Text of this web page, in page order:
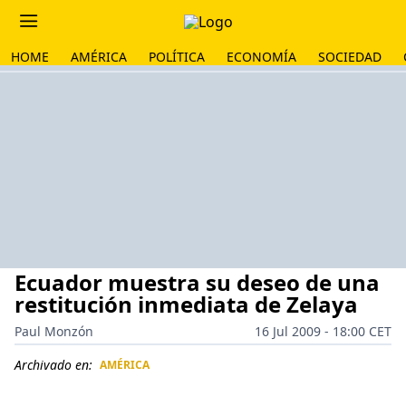
HOME AMÉRICA POLÍTICA ECONOMÍA SOCIEDAD
Ecuador muestra su deseo de una
restitución inmediata de Zelaya
Paul Monzón
16 Jul 2009 - 18:00 CET
Archivado en: AMÉRICA